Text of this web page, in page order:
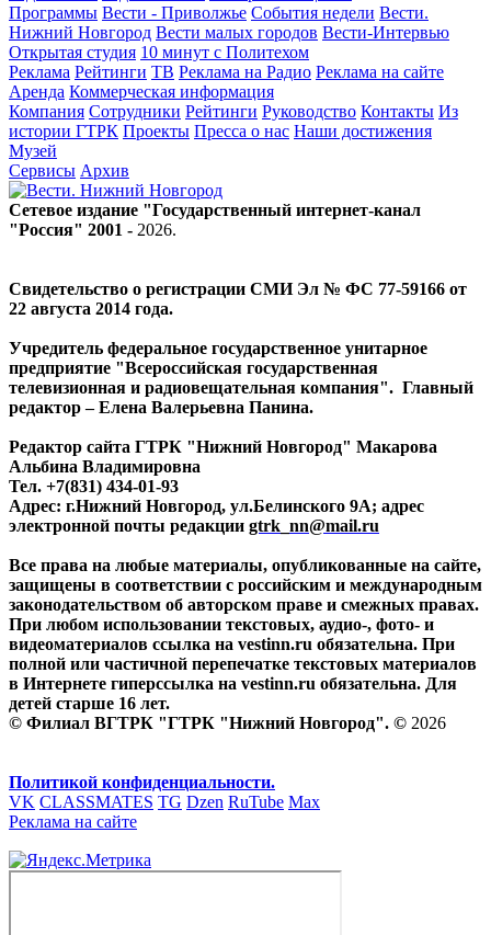
Программы Вести - Приволжье События недели Вести.
Нижний Новгород Вести малых городов Вести-Интервью
Открытая студия 10 минут с Политехом
Реклама Рейтинги ТВ Реклама на Радио Реклама на сайте
Аренда Коммерческая информация
Компания Сотрудники Рейтинги Руководство Контакты Из
истории ГТРК Проекты Пресса о нас Наши достижения
Музей
Сервисы Архив
Сетевое издание "Государственный интернет-канал
"Россия" 2001 - 2026.
Свидетельство о регистрации СМИ Эл № ФС 77-59166 от
22 августа 2014 года.
Учредитель федеральное государственное унитарное
предприятие "Всероссийская государственная
телевизионная и радиовещательная компания". Главный
редактор – Елена Валерьевна Панина.
Редактор сайта ГТРК "Нижний Новгород" Макарова
Альбина Владимировна
Тел. +7(831) 434-01-93
Адрес: г.Нижний Новгород, ул.Белинского 9А; адрес
электронной почты редакции gtrk_nn@mail.ru
Все права на любые материалы, опубликованные на сайте,
защищены в соответствии с российским и международным
законодательством об авторском праве и смежных правах.
При любом использовании текстовых, аудио-, фото- и
видеоматериалов ссылка на vestinn.ru обязательна. При
полной или частичной перепечатке текстовых материалов
в Интернете гиперссылка на vestinn.ru обязательна. Для
детей старше 16 лет.
© Филиал ВГТРК "ГТРК "Нижний Новгород". © 2026
Политикой конфиденциальности.
VK CLASSMATES TG Dzen RuTube Max
Реклама на сайте